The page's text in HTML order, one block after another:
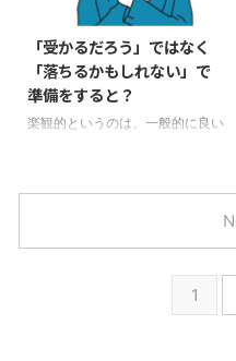
前後になるのではないか、という
して、今はこんな推移がありま
す。毎年10%ずつ増加していま
す。 大学4年4月1日時点の内定率
(就職みらい研究所より)2022年
「受かるだろう」ではなく
「落ちるかもしれない」で
準備をすると？
楽観的というのは、一般的に良い
悲観的に計画し、楽観的に実行す
る」 就活においても、仕事にお
いてもこの意識はとても大切で
す。 どういう意味かと言います
1